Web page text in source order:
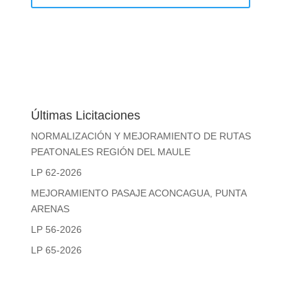
Últimas Licitaciones
NORMALIZACIÓN Y MEJORAMIENTO DE RUTAS
PEATONALES REGIÓN DEL MAULE
LP 62-2026
MEJORAMIENTO PASAJE ACONCAGUA, PUNTA
ARENAS
LP 56-2026
LP 65-2026